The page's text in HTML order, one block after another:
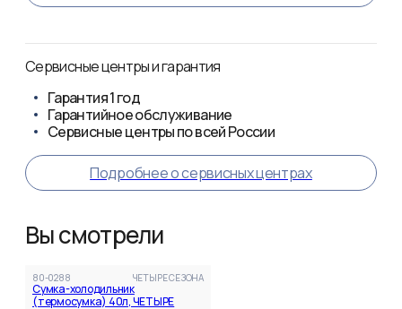
Сервисные центры и гарантия
Гарантия1 год
Гарантийное обслуживание
Сервисные центры по всей России
Подробнее о сервисных центрах
Вы смотрели
80-0288 ЧЕТЫРЕ СЕЗОНА
Сумка-холодильник
(термосумка) 40л, ЧЕТЫРЕ